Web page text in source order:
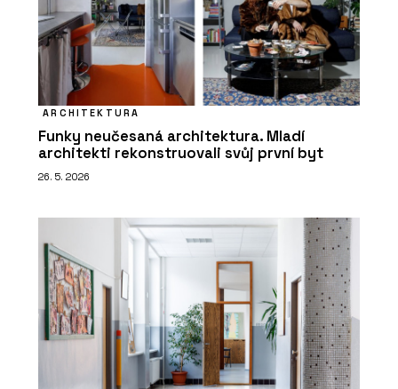
ARCHITEKTURA
Funky neučesaná architektura. Mladí
architekti rekonstruovali svůj první byt
26. 5. 2026